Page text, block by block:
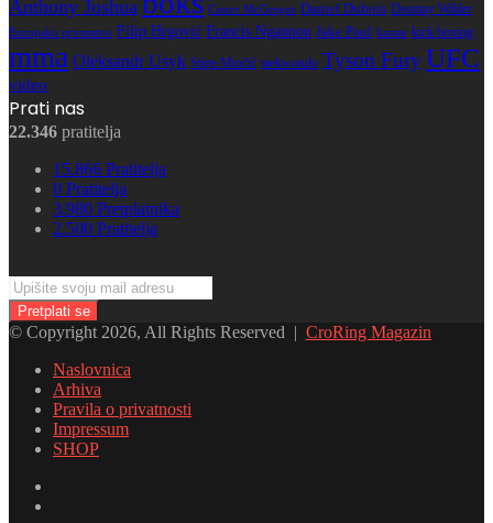
Anthony Joshua Conor McGregor Daniel Dubois Deontay Wilder
Europsko prvenstvo Filip Hrgović Francis Ngannou Jake Paul karate kick boxing
mma Oleksandr Usyk Stipe Miočić taekwondo Tyson FuryUFC
video
Prati nas
22.346 pratitelja
15.866 Pratitelja
0 Pratitelja
3.980 Pretplatnika
2.500 Pratitelja
Upišite
svoju
mail
adresu
© Copyright 2026, All Rights Reserved | CroRing Magazin
Naslovnica
Arhiva
Pravila o privatnosti
Impressum
SHOP